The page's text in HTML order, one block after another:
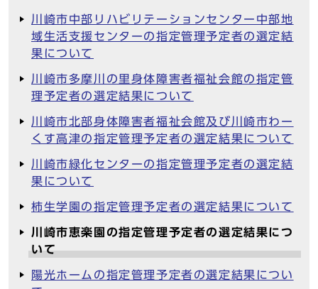
川崎市中部リハビリテーションセンター中部地
域生活支援センターの指定管理予定者の選定結
果について
川崎市多摩川の里身体障害者福祉会館の指定管
理予定者の選定結果について
川崎市北部身体障害者福祉会館及び川崎市わー
くす高津の指定管理予定者の選定結果について
川崎市緑化センターの指定管理予定者の選定結
果について
柿生学園の指定管理予定者の選定結果について
川崎市恵楽園の指定管理予定者の選定結果につ
いて
陽光ホームの指定管理予定者の選定結果につい